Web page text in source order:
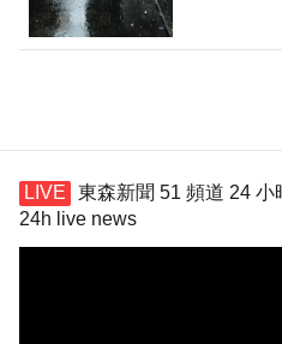
東森新聞 51 頻道 24
24h live news